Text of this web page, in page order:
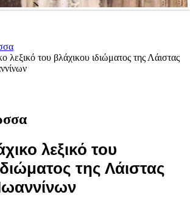
λεξικό του βλάχικου ιδιώματος της Λάιστας
λεξικό του
της Λάιστας